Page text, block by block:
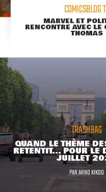
COMICSBLOG
MARVEL ET
RENCONTRE AVEC LE
THOMAS
TRASHBAG
QUAND LE THÈME
RETENTIT... POUR LE
JUILLET
PARARNO KIKOO